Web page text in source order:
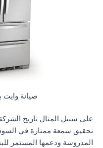
صيانة وايت
على سبيل المثال تاريخ
تحقيق سمعة ممتازة في السوق
المدروسة ودعمها المستمر